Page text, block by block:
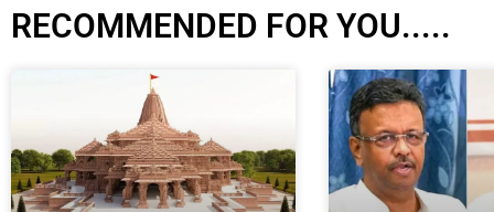
RECOMMENDED FOR YOU.....